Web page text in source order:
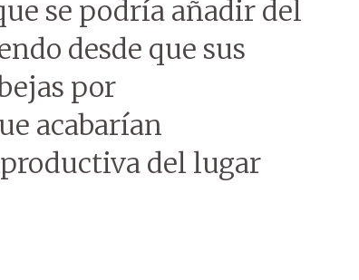
se podría añadir del
desde que sus
por
acabarían
del lugar